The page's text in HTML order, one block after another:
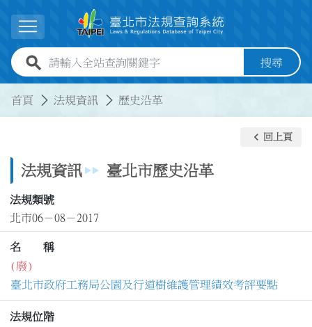
展開選單
全站查詢關鍵字欄位 搜尋
首頁 法規資訊 歷史沿革
法規資訊 臺北市歷史沿革
keyboard_arrow_left 回上頁
法規類號
北市06－08－2017
名 稱
(廢)
臺北市政府工務局公園及行道樹維護管理績效考評要點
法規位階